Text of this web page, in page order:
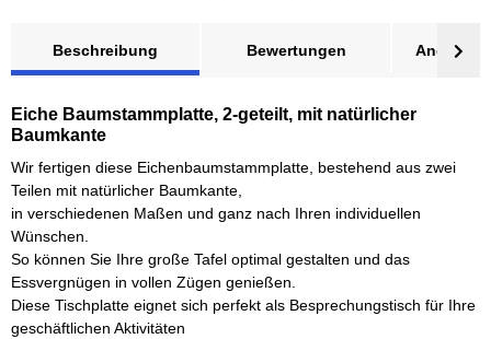
Beschreibung Bewertungen Angebot
Eiche Baumstammplatte, 2-geteilt, mit natürlicher
Baumkante
Wir fertigen diese Eichenbaumstammplatte, bestehend aus zwei
Teilen mit natürlicher Baumkante,
in verschiedenen Maßen und ganz nach Ihren individuellen
Wünschen.
So können Sie Ihre große Tafel optimal gestalten und das
Essvergnügen in vollen Zügen genießen.
Diese Tischplatte eignet sich perfekt als Besprechungstisch für Ihre
geschäftlichen Aktivitäten